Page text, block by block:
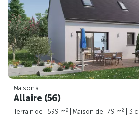
Maison à
Allaire (56)
Terrain de : 599 m2 | Maison de : 79 m2
| 3